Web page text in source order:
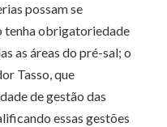
possam se
tenha obrigatoriedade
as áreas do pré-sal; o
Tasso, que
de gestão das
essas gestões